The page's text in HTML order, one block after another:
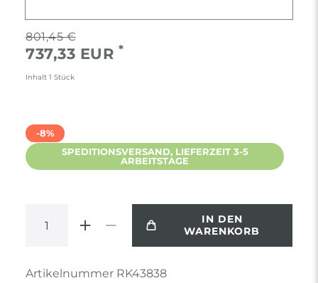
801,45 €
737,33 EUR *
Inhalt 1 Stück
-8%
SPEDITIONSVERSAND, LIEFERZEIT 3-5
ARBEITSTAGE
IN DEN
WARENKORB
Artikelnummer RK43838